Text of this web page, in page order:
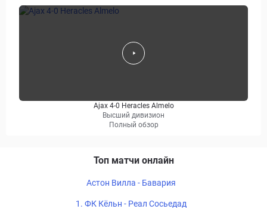
Ajax 4-0 Heracles Almelo
Высший дивизион
Полный обзор
Топ матчи онлайн
Астон Вилла - Бавария
1. ФК Кёльн - Реал Сосьедад